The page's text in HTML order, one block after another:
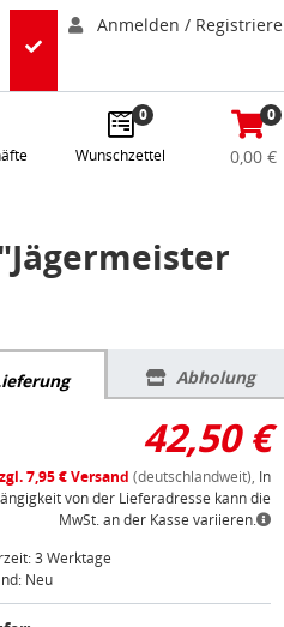
Anmelden / Registrieren
0
Wunschzettel
0
0,00 €
"Jägermeister
Abholung
42,50 €
zzgl. 7,95 € Versand (deutschlandweit), In
von der Lieferadresse kann die
MwSt. an der Kasse variieren.
3 Werktage
Neu